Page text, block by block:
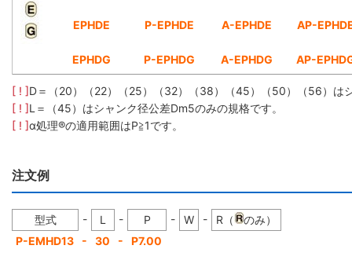
EPHDE
EPHDG
P-EPHDE
P-EPHDG
A-EPHDE
A-EPHDG
AP-
AP-
[ ! ]D＝（20）（22）（25）（32）（38）（45）（50）（56）は
[ ! ]L＝（45）はシャンク径公差Dm5のみの規格です。
[ ! ]α処理®の適用範囲はP≧1です。
注文例
型式 - L - P - W - R（
のみ）
P-EMHD13
- 30 - P7.00